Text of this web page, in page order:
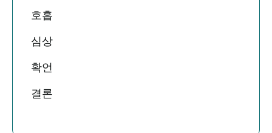
호흡
심상
확언
결론